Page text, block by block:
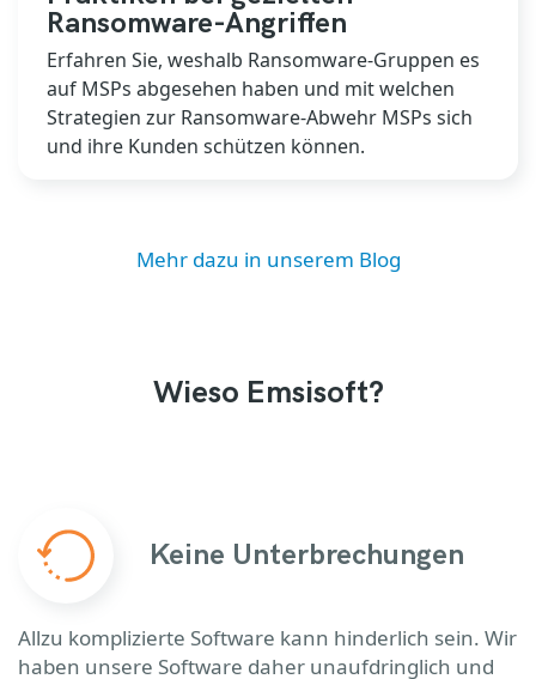
Ransomware-Angriffen
Erfahren Sie, weshalb Ransomware-Gruppen es
auf MSPs abgesehen haben und mit welchen
Strategien zur Ransomware-Abwehr MSPs sich
und ihre Kunden schützen können.
Mehr dazu in unserem Blog
Wieso Emsisoft?
Keine Unterbrechungen
Allzu komplizierte Software kann hinderlich sein. Wir
haben unsere Software daher unaufdringlich und